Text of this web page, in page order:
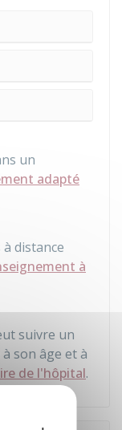
un
adapté
distance
à
suivre un
son âge et à
de l'hôpital.